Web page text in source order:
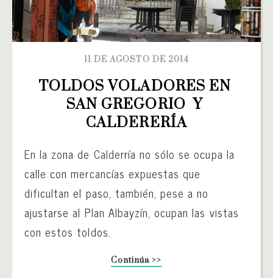
11 DE AGOSTO DE 2014
TOLDOS VOLADORES EN
SAN GREGORIO  Y
CALDERERÍA
En la zona de Calderría no sólo se ocupa la
calle con mercancías expuestas que
dificultan el paso, también, pese a no
ajustarse al Plan Albayzín, ocupan las vistas
con estos toldos.
Continúa >>